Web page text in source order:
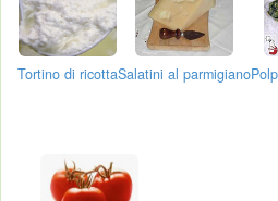
Tortino di ricottaSalatini al parmigiano